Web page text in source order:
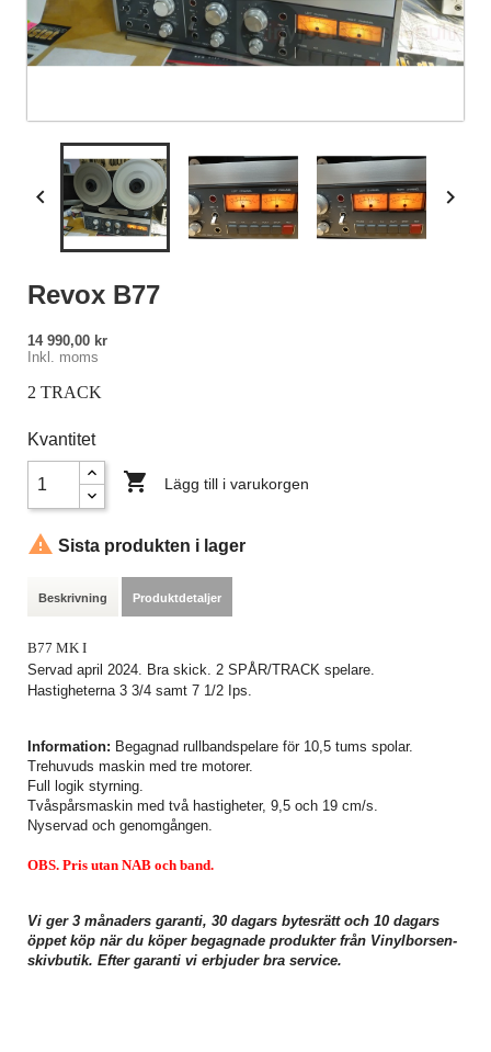
 
Revox B77
14 990,00 kr
Inkl. moms
2 TRACK
Kvantitet
 Lägg till i varukorgen
 Sista produkten i lager
Beskrivning Produktdetaljer
B77 MK I
Servad april 2024. Bra skick. 2 SPÅR/TRACK spelare.
Hastigheterna 3 3/4 samt 7 1/2 Ips.
Information: Begagnad rullbandspelare för 10,5 tums spolar.
Trehuvuds maskin med tre motorer.
Full logik styrning.
Tvåspårsmaskin med två hastigheter, 9,5 och 19 cm/s.
Nyservad och genomgången.
OBS. Pris utan NAB och band.
Vi ger 3 månaders garanti, 30 dagars bytesrätt och 10 dagars
öppet köp när du köper begagnade produkter från Vinylborsen-
skivbutik. Efter garanti vi erbjuder bra service.